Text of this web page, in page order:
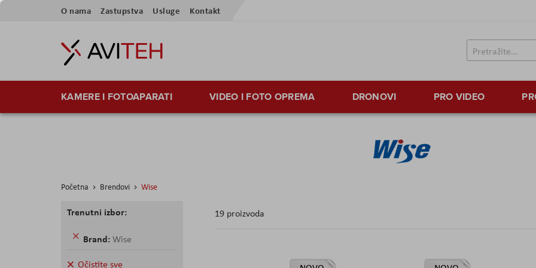
Preskoči
sadržaj
O nama Zastupstva Usluge Kontakt
KAMERE I FOTOAPARATI VIDEO I FOTO OPREMA DRONOVI PRO VIDEO
Početna Brendovi Wise
19proizvoda
Trenutni izbor:
Brand Wise
Uklonite
proizvod
Očistite sve